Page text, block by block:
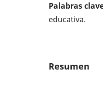
Palabras
educativa.
Resumen